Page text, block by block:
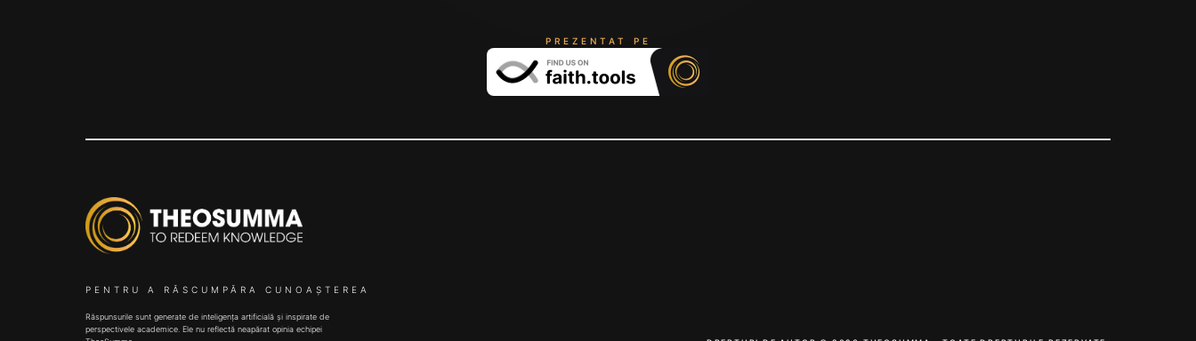
PREZENTAT PE
PENTRU A RĂSCUMPĂRA CUNOAȘTEREA
Răspunsurile sunt generate de inteligența artificială și inspirate de
perspectivele academice. Ele nu reflectă neapărat opinia echipei